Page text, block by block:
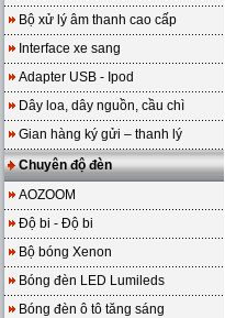
Bộ xử lý âm thanh cao cấp
Interface xe sang
Adapter USB - Ipod
Dây loa, dây nguồn, cầu chì
Gian hàng ký gửi – thanh lý
Chuyên độ đèn
AOZOOM
Độ bi - Độ bi
Bộ bóng Xenon
Bóng đèn LED Lumileds
Bóng đèn ô tô tăng sáng